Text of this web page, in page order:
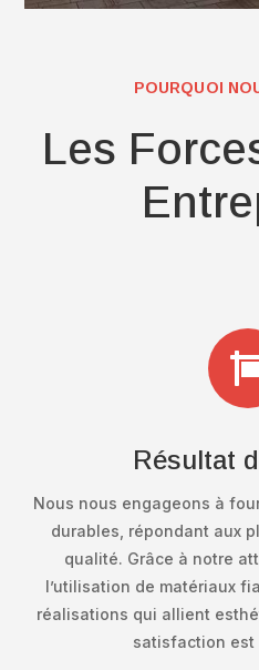
POURQUOI
Les
Résultat
Nous nous engageons à
durables, répondant aux
qualité. Grâce à notre
l’utilisation de matériaux
réalisations qui allient
satisfaction est